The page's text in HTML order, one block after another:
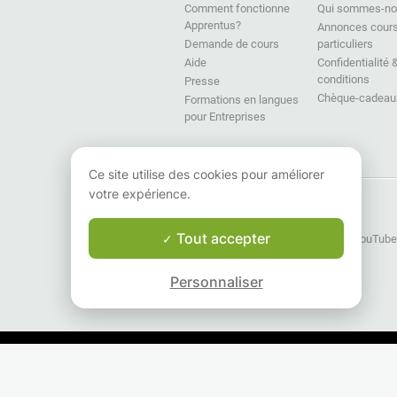
Comment fonctionne
Apprentus?
Demande de cours
Aide
Presse
Formations en langues
pour Entreprises
Qui sommes-
Annonces cours
particuliers
Confidentialité
conditions
Chèque-
Retrouvez-nous
Instagram YouTube
Ce site utilise des cookies pour améliorer
votre expérience.
Tout accepter
Personnaliser